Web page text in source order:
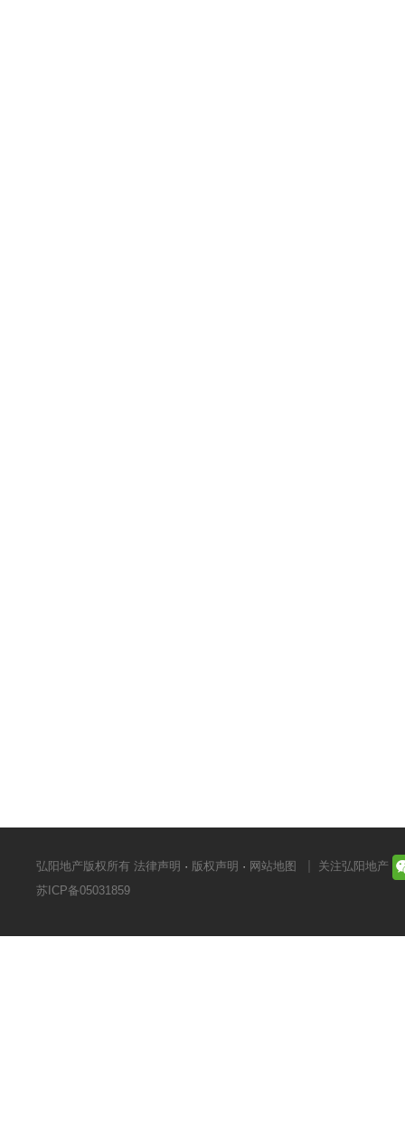
弘阳地产版权所有 法律声明 · 版权声明 · 网站地图
关注弘阳地产
苏ICP备05031859